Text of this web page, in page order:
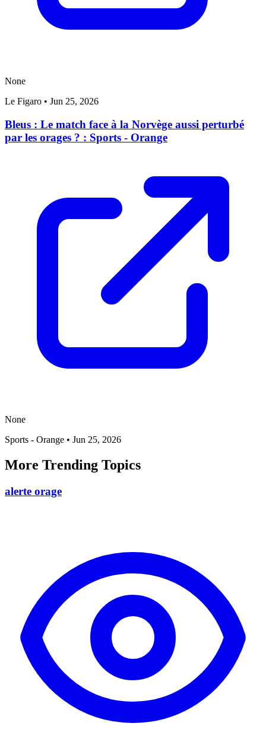
None
Le Figaro • Jun 25, 2026
Bleus : Le match face à la Norvège aussi perturbé
par les orages ? : Sports - Orange
None
Sports - Orange • Jun 25, 2026
More Trending Topics
alerte orage